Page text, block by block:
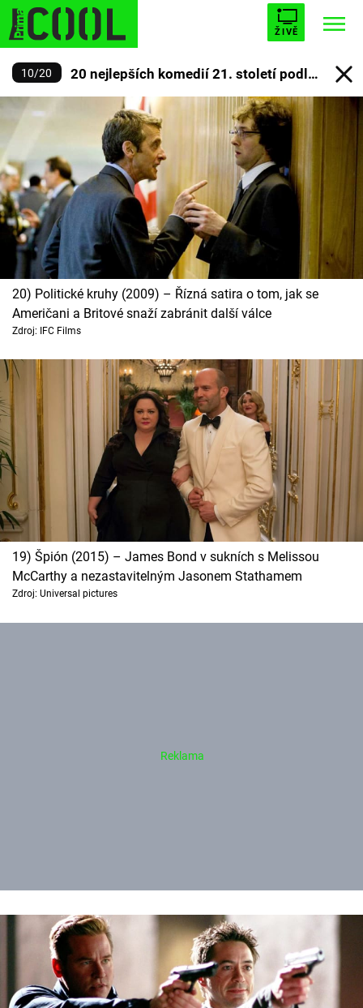
ŽIVĚ
Trendy: STARHOUSE BUFFY, PŘEMOŽITELKA UPÍRŮ
ESCAPE PLNEJ KOTEL AVENGERS 5
Témata
Filmy
Seriály
Hry
Cool Esport
Pořady
TV Program
Sledujte prima+
Přihlášení
10/20
20 nejlepších komedií 21. století podle
Prima COOL
20) Politické kruhy (2009) – Řízná satira o tom, jak se
Američani a Britové snaží zabránit další válce
Zdroj: IFC Films
19) Špión (2015) – James Bond v sukních s Melissou
McCarthy a nezastavitelným Jasonem Stathamem
Zdroj: Universal pictures